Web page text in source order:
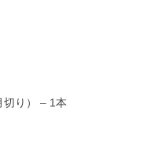
切り） – 1本